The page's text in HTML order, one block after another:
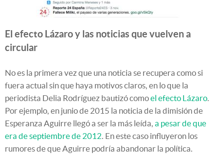
El efecto Lázaro y las noticias que vuelven a
circular
No es la primera vez que una noticia se recupera como si
fuera actual sin que haya motivos claros, en lo que la
periodista Delia Rodríguez bautizó comoel efecto Lázaro
Por ejemplo, en junio de 2015 la noticia de la dimisión de
Esperanza Aguirre llegó a ser la más leída, a pesar de que
era de septiembre de 2012 . En este caso influyeron los
rumores de que Aguirre podría abandonar la política.